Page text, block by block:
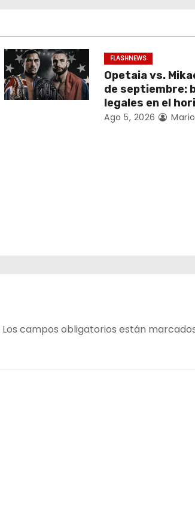
FLASHNEWS
Opetaia vs.
de septiembre:
legales en el
Ago 5, 2026
Los campos obligatorios están